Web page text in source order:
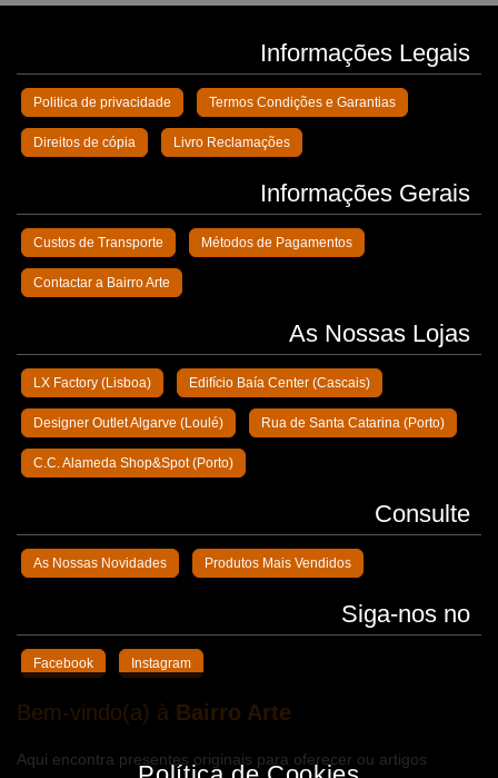
Informações Legais
Politica de privacidade Termos Condições e Garantias
Direitos de cópia Livro Reclamações
Informações Gerais
Custos de Transporte Métodos de Pagamentos
Contactar a Bairro Arte
As Nossas Lojas
LX Factory (Lisboa) Edifício Baía Center (Cascais)
Designer Outlet Algarve (Loulé) Rua de Santa Catarina (Porto)
C.C. Alameda Shop&Spot (Porto)
Consulte
As Nossas Novidades Produtos Mais Vendidos
Siga-nos no
Facebook Instagram
Bem-vindo(a) à Bairro Arte
Aqui encontra presentes originais para oferecer ou artigos